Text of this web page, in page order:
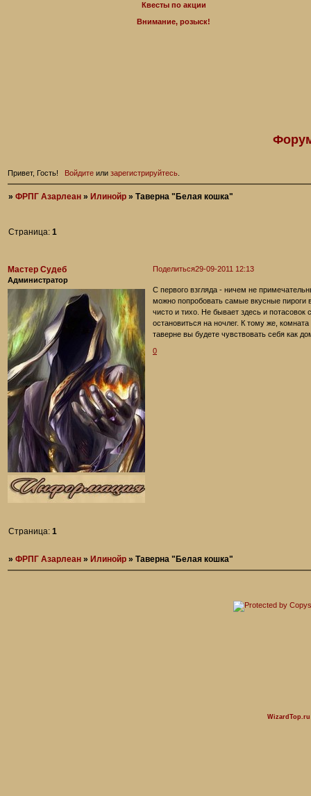
Квесты по акции
Внимание, розыск!
Привет, Гость! Войдитеили зарегистрируйтесь.
»ФРПГ Азарлеан » Илинойр »Таверна "Белая кошка"
Страница:1
Поделиться29-09-2011 12:13
Мастер Судеб
Администратор
С первого взгляда - ничем не
можно попробовать самые вкусные пироги
чисто и тихо. Не бывает здесь и потасовок
остановиться на ночлег. К тому же,
таверне вы будете чувствовать себя как
0
Страница:1
»ФРПГ Азарлеан » Илинойр »Таверна "Белая кошка"